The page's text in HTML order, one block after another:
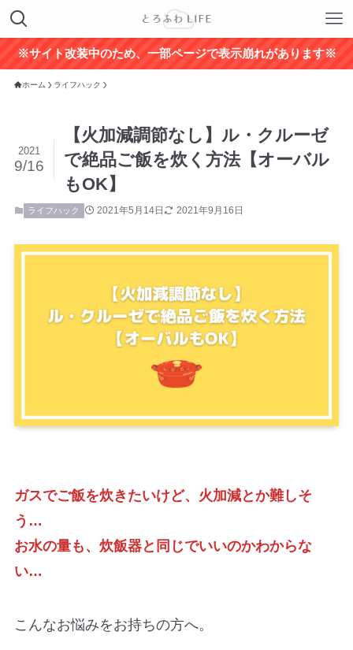
※サイト改装中のため、一部ページで表示崩れがあります※
ホーム ライフハック
【火加減調節なし】ル・クルーゼ
で絶品ご飯を炊く方法【オーバル
もOK】
2021
9/16
ライフハック 2021年5月14日 2021年9月16日
ガスでご飯を炊きたいけど、火加減とか難しそ
う…
お水の量も、炊飯器と同じでいいのかわからな
い…
こんなお悩みをお持ちの方へ。